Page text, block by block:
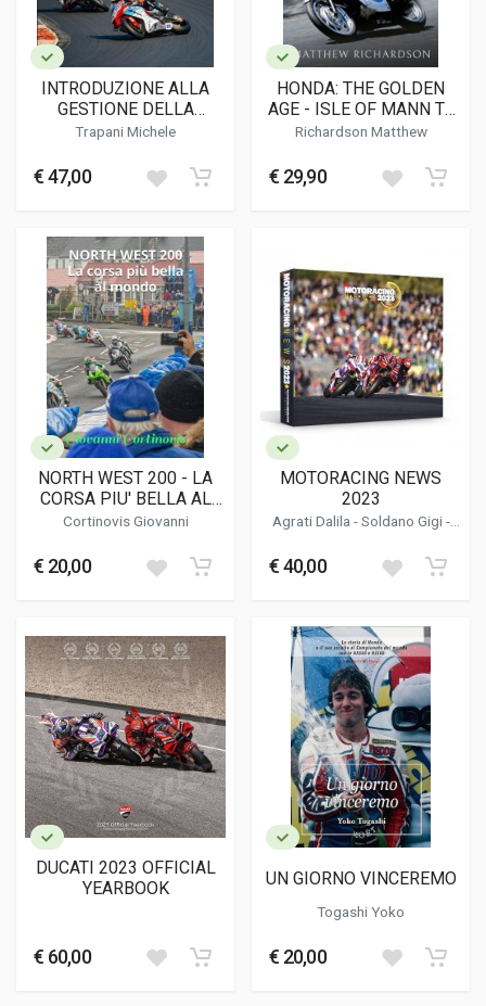
INTRODUZIONE ALLA
GESTIONE DELLA
COPPIA NELLE MOTO DA
Trapani Michele
€ 47,00
HONDA: THE GOLDEN
AGE - ISLE OF MANN TT
1959/1967
Richardson Matthew
€ 29,90
NORTH WEST 200 - LA
CORSA PIU' BELLA AL
MONDO
Cortinovis Giovanni
€ 20,00
MOTORACING NEWS
2023
Agrati Dalila -Soldano Gigi-
€ 40,00
DUCATI 2023 OFFICIAL
YEARBOOK
€ 60,00
UN GIORNO VINCEREMO
Togashi Yoko
€ 20,00